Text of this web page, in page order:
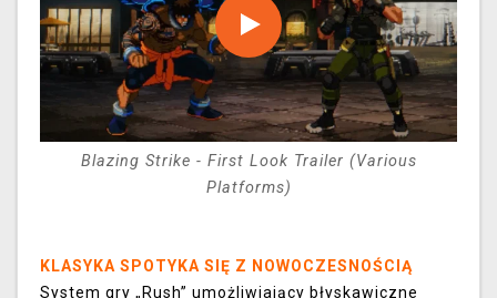
Blazing Strike - First Look Trailer (Various
Platforms)
KLASYKA SPOTYKA SIĘ Z NOWOCZESNOŚCIĄ
System gry „Rush” umożliwiający błyskawiczne